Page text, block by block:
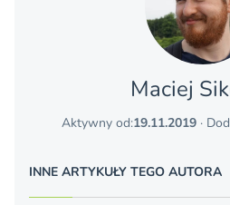
Maciej
Aktywny od:19.11.2019 ·
INNE ARTYKUŁY TEGO AUTORA